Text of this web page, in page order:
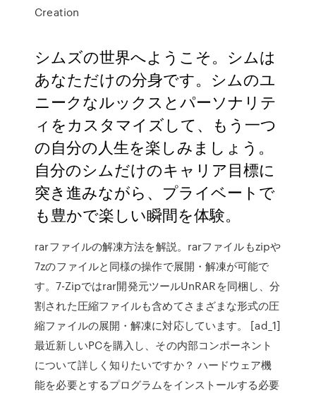
Creation
シムズの世界へようこそ。シムは
あなただけの分身です。シムのユ
ニークなルックスとパーソナリテ
ィをカスタマイズして、もう一つ
の自分の人生を楽しみましょう。
自分のシムだけのキャリア目標に
突き進みながら、プライベートで
も豊かで楽しい瞬間を体験。
rarファイルの解凍方法を解説。rarファイルもzipや
7zのファイルと同様の操作で展開・解凍が可能で
す。7-Zipではrar開発元ツールUnRARを同梱し、分
割された圧縮ファイルも含めてさまざまな形式の圧
縮ファイルの展開・解凍に対応しています。 [ad_1]
最近新しいPCを購入し、その内部コンポーネント
について詳しく知りたいですか？ ハードウェア機
能を必要とするプログラムをインストールする必要